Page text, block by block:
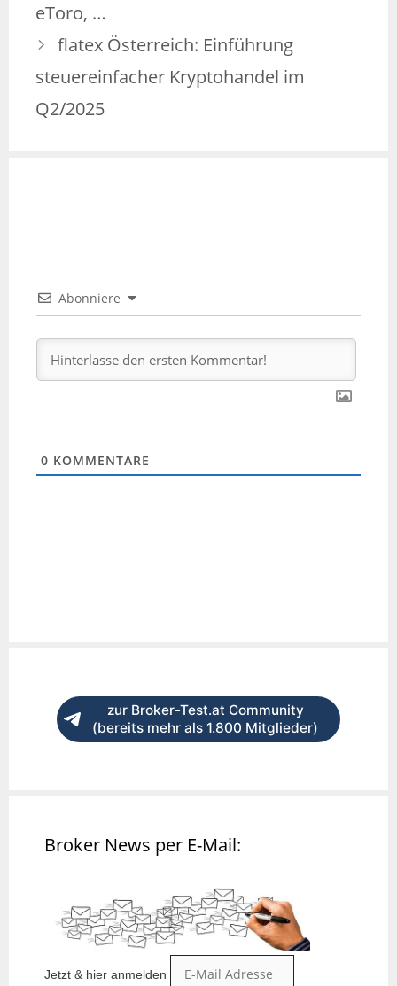
eToro, …
flatex Österreich: Einführung
steuereinfacher Kryptohandel im
Q2/2025
Abonniere
0 KOMMENTARE
zur Broker-Test.at Community
(bereits mehr als 1.800 Mitglieder)
Broker News per E-Mail:
Jetzt & hier anmelden